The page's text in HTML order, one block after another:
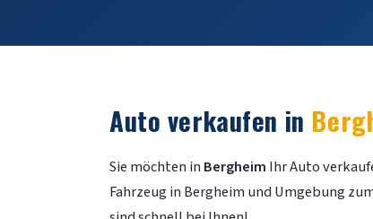
Auto verkaufen in
Sie möchten in Bergheim Ihr Auto
Fahrzeug in Bergheim und Umgebung